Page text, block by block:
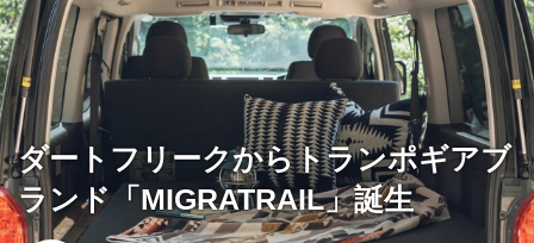
ダートフリークからトランポギアブ
ランド「MIGRATRAIL」誕生